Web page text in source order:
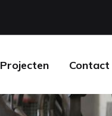
Projecten Contact